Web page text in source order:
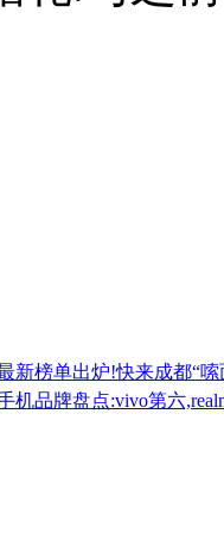
新榜单出炉!快来成都“嗦
机品牌盘点:vivo第六